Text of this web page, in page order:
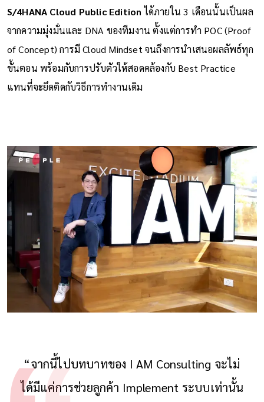
S/4HANA Cloud Public Editionได้ภายใน 3 เดือนนั้นเป็นผล
จากความมุ่งมั่นและ DNA ของทีมงาน ตั้งแต่การทำ POC (Proof
of Concept) การมี Cloud Mindset จนถึงการนำเสนอผลลัพธ์ทุก
ขั้นตอน พร้อมกับการปรับตัวให้สอดคล้องกับ Best Practice
แทนที่จะยึดติดกับวิธีการทำงานเดิม
“จากนี้ไปบทบาทของ I AM Consulting จะไม่
ได้มีแค่การช่วยลูกค้า Implement ระบบเท่านั้น